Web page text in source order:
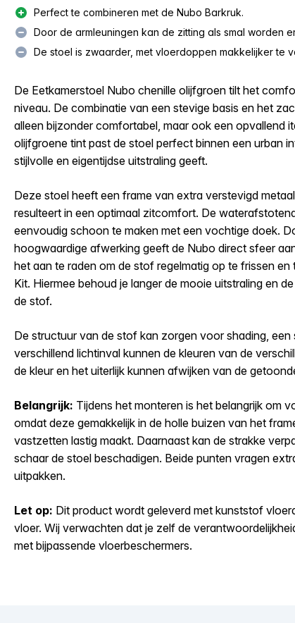
Perfect te combineren met de Nubo Barkruk.
Door de armleuningen kan de zitting als smal worden
De stoel is zwaarder, met vloerdoppen makkelijker te
De Eetkamerstoel Nubo chenille olijfgroen tilt het
niveau. De combinatie van een stevige basis en het
alleen bijzonder comfortabel, maar ook een opvallend
olijfgroene tint past de stoel perfect binnen een urban
stijlvolle en eigentijdse uitstraling geeft.
Deze stoel heeft een frame van extra verstevigd
resulteert in een optimaal zitcomfort. De
eenvoudig schoon te maken met een vochtige doek.
hoogwaardige afwerking geeft de Nubo direct sfeer
het aan te raden om de stof regelmatig op te frissen
Kit. Hiermee behoud je langer de mooie uitstraling en
de stof.
De structuur van de stof kan zorgen voor shading,
verschillend lichtinval kunnen de kleuren van de
de kleur en het uiterlijk kunnen afwijken van de
Belangrijk: Tijdens het monteren is het belangrijk om
omdat deze gemakkelijk in de holle buizen van het
vastzetten lastig maakt. Daarnaast kan de strakke
schaar de stoel beschadigen. Beide punten vragen
uitpakken.
Let op: Dit product wordt geleverd met kunststof
vloer. Wij verwachten dat je zelf de
met bijpassende vloerbeschermers.